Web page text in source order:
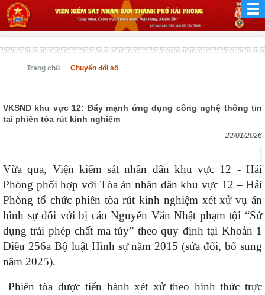
Trang chủ Chuyển đổi số
VKSND khu vực 12: Đẩy mạnh ứng dụng công nghệ thông tin
tại phiên tòa rút kinh nghiệm
22/01/2026
Vừa qua, Viện kiểm sát nhân dân khu vực 12 - Hải
Phòng phối hợp với Tòa án nhân dân khu vực 12 – Hải
Phòng tổ chức phiên tòa rút kinh nghiệm xét xử vụ án
hình sự đối với bị cáo Nguyễn Văn Nhật phạm tội “Sử
dụng trái phép chất ma túy” theo quy định tại Khoản 1
Điều 256a Bộ luật Hình sự năm 2015 (sửa đổi, bổ sung
năm 2025).
Phiên tòa được tiến hành xét xử theo hình thức trực